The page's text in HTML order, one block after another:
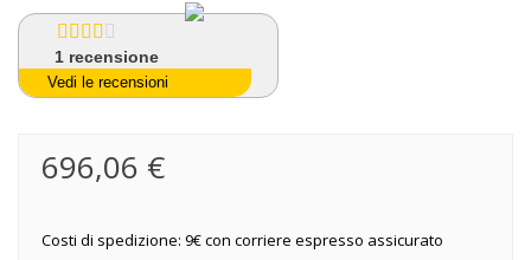
1 recensione
Vedi le recensioni
696,06 €
Costi di spedizione: 9€ con corriere espresso assicurato